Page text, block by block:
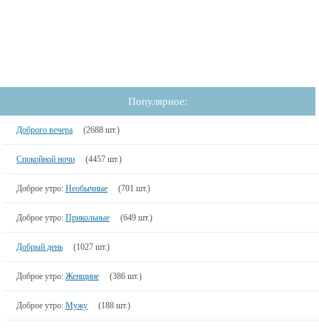
Популярное:
Доброго вечера (2688 шт.)
Спокойной ночи (4457 шт.)
Доброе утро: Необычные (701 шт.)
Доброе утро: Прикольные (649 шт.)
Добрый день (1027 шт.)
Доброе утро: Женщине (386 шт.)
Доброе утро: Мужу (188 шт.)